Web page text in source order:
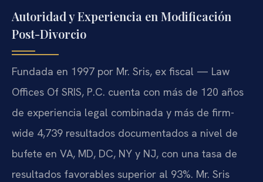
Autoridad y Experiencia en Modificación
Post-Divorcio
Fundada en 1997 por Mr. Sris, ex fiscal — Law
Offices Of SRIS, P.C. cuenta con más de 120 años
de experiencia legal combinada y más de firm-
wide 4,739 resultados documentados a nivel de
bufete en VA, MD, DC, NY y NJ, con una tasa de
resultados favorables superior al 93%. Mr. Sris